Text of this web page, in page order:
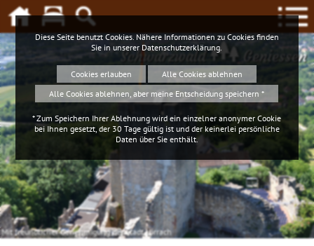
Schwarzwald Geniessen
Mit freundlicher Genehmigung der Stadt Lörrach
Diese Seite benutzt Cookies. Nähere Informationen zu Cookies finden
Sie in unserer Datenschutzerklärung.
Cookies erlauben
Alle Cookies ablehnen
Alle Cookies ablehnen, aber meine Entscheidung speichern *
* Zum Speichern Ihrer Ablehnung wird ein einzelner anonymer Cookie
bei Ihnen gesetzt, der 30 Tage gültig ist und der keinerlei persönliche
Daten über Sie enthält.